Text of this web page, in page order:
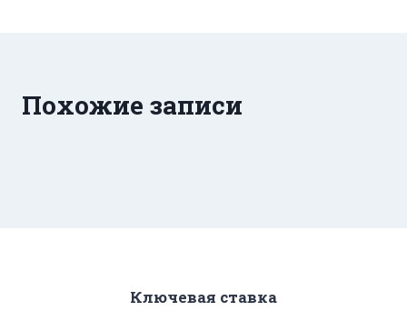
Похожие записи
Ключевая ставка